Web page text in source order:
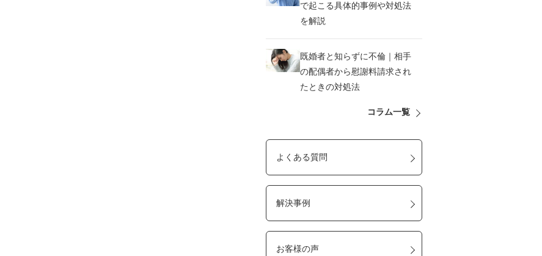
で起こる具体的事例や対処法
を解説
既婚者と知らずに不倫｜相手
の配偶者から慰謝料請求され
たときの対処法
コラム一覧
よくある質問
解決事例
お客様の声